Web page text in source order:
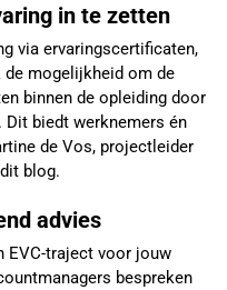
in te zetten
via ervaringscertificaten,
mogelijkheid om de
binnen de opleiding door
Dit biedt werknemers én
de Vos, projectleider
blog.
advies
EVC-traject voor jouw
bespreken